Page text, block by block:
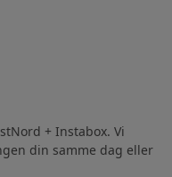
+ Instabox. Vi
din samme dag eller